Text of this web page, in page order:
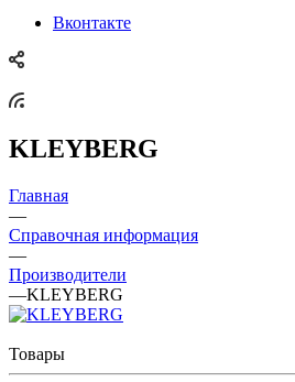
Вконтакте
KLEYBERG
Главная
—
Справочная информация
—
Производители
—KLEYBERG
Товары